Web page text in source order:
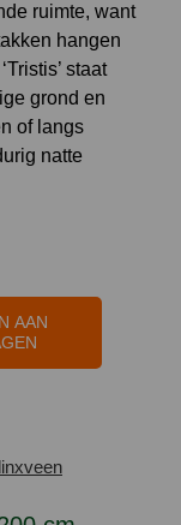
ruimte, want
hangen
staat
grond en
of langs
natte
AAN